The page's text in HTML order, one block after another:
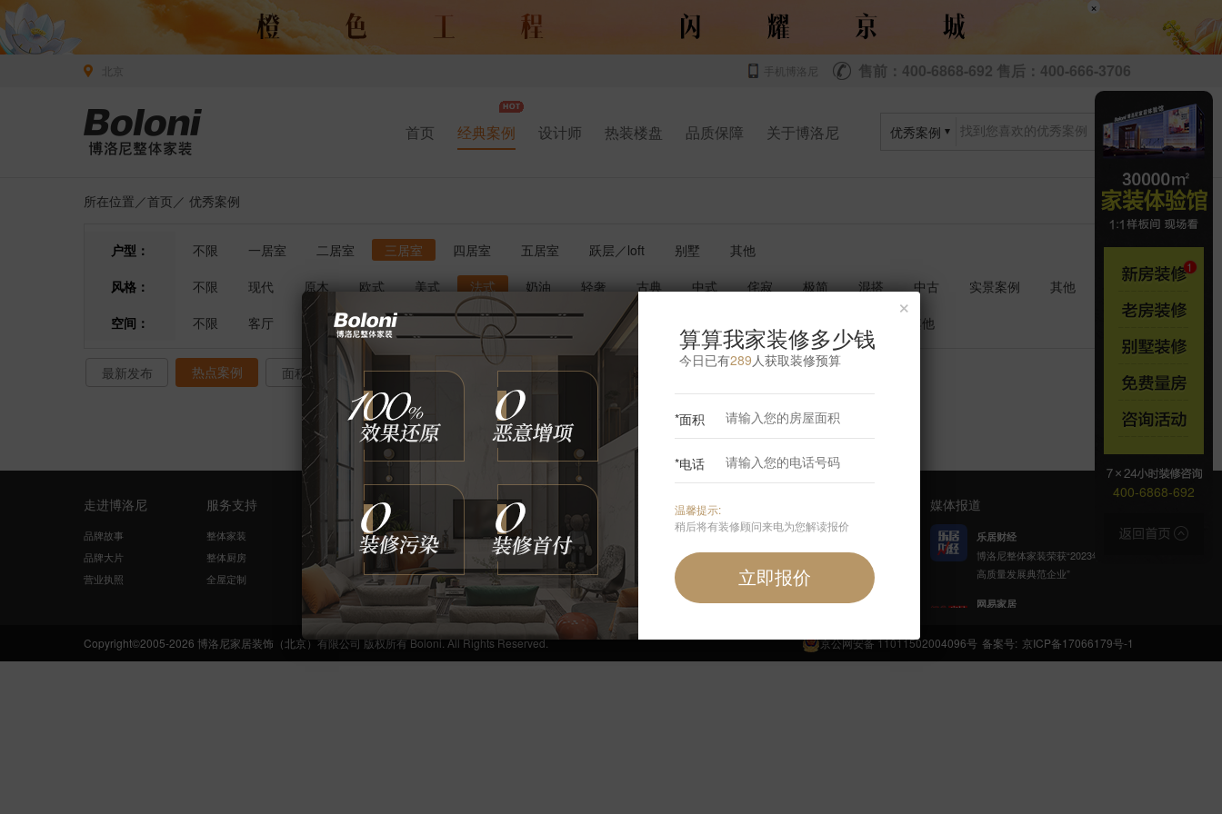
×
手机博洛尼 售前：400-6868-692 售后：400-666-3706
首页 经典案例 设计师 热装楼盘 品质保障 关于博洛尼 优秀案例
所在位置／首页 ／ 优秀案例
户型： 不限 一居室 二居室 三居室 四居室 五居室 跃层／loft 别墅
其他
风格：
不限 现代 原木 欧式 美式 法式 奶油 轻奢 古典 中式 侘寂 极简 混搭 中古 实景案例
其他
空间：
不限 客厅 卧室 厨房 庭院 儿童房 其他
最新发布 热点案例 面积排序 共 0
走进博洛尼
品牌故事
品牌大片
营业执照
服务支持
整体家装
整体厨房
全屋定制
量房设计
在线咨询
网络申请
咨询我们
400-6868-692
周一至周日 24小时免费服务热线
官方公众号
媒体报道
乐居财经
博洛尼整体家装荣获“2023年家居
高质量发展典范企业”
网易家居
呼吸计划」
Copyright©2005-2026 博洛尼家居装饰（北京）有限公司 版权所有 Boloni. All Rights Reserved. 备案号: 京ICP备17066179号-1
京公网安备 11011502004096号
400-6868-692
×
算算我家装修多少钱
今日已有289 人获取装修预算
*面积
*电话
温馨提示:
稍后将有装修顾问来电为您解读报价